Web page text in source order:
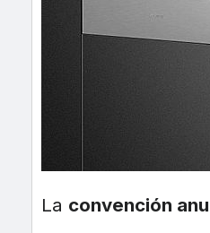
La convención